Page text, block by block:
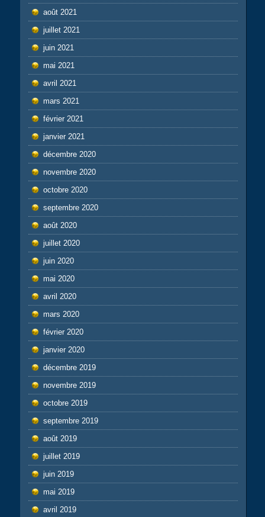
août 2021
juillet 2021
juin 2021
mai 2021
avril 2021
mars 2021
février 2021
janvier 2021
décembre 2020
novembre 2020
octobre 2020
septembre 2020
août 2020
juillet 2020
juin 2020
mai 2020
avril 2020
mars 2020
février 2020
janvier 2020
décembre 2019
novembre 2019
octobre 2019
septembre 2019
août 2019
juillet 2019
juin 2019
mai 2019
avril 2019